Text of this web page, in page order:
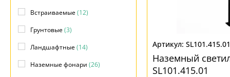
SL101.415.01
Наземный
SL101.415.01
Встраиваемые(12)
Грунтовые(3)
Ландшафтные(14)
Наземные фонари (26)